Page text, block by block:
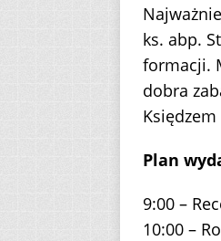
ks. abp.
formacji.
dobra
Plan
9:00 –
10:00 –